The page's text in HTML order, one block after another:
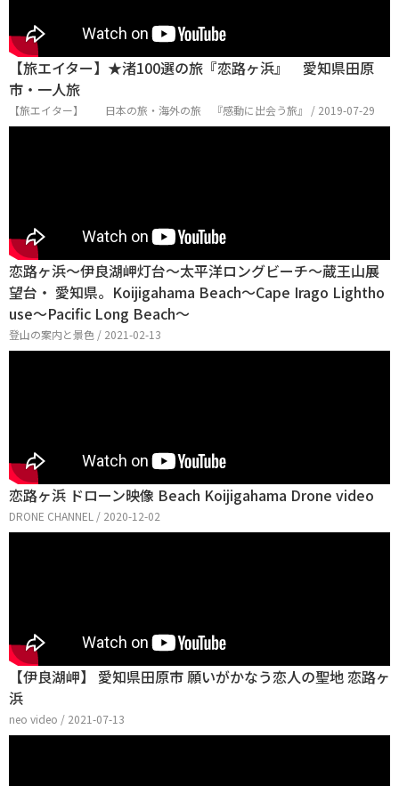
【旅エイター】★渚100選の旅『恋路ヶ浜』 愛知県田原
市・一人旅
【旅エイター】 日本の旅・海外の旅 『感動に出会う旅』 / 2019-07-29
恋路ヶ浜～伊良湖岬灯台～太平洋ロングビーチ～蔵王山展
望台・ 愛知県。Koijigahama Beach～Cape Irago Lightho
use～Pacific Long Beach～
登山の案内と景色 / 2021-02-13
恋路ヶ浜 ドローン映像 Beach Koijigahama Drone video
DRONE CHANNEL / 2020-12-02
【伊良湖岬】 愛知県田原市 願いがかなう恋人の聖地 恋路ヶ
浜
neo video / 2021-07-13